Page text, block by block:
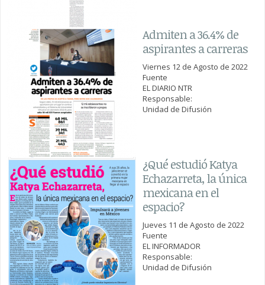
Admiten a 36.4% de
aspirantes a carreras
Viernes 12 de Agosto de 2022
Fuente
EL DIARIO NTR
Responsable:
Unidad de Difusión
¿Qué estudió Katya
Echazarreta, la única
mexicana en el
espacio?
Jueves 11 de Agosto de 2022
Fuente
EL INFORMADOR
Responsable:
Unidad de Difusión